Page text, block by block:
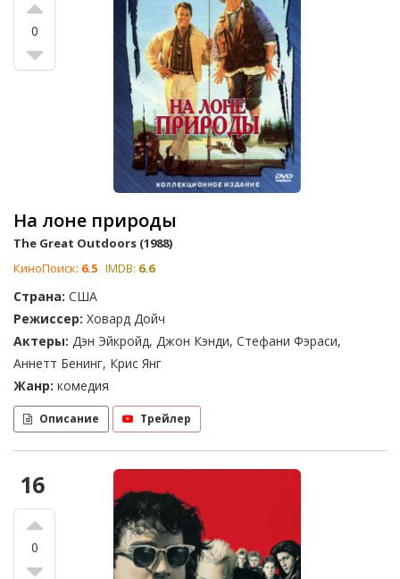
0
На лоне природы
The Great Outdoors (1988)
КиноПоиск: 6.5 IMDB: 6.6
Страна: США
Режиссер: Ховард Дойч
Актеры: Дэн Эйкройд, Джон Кэнди, Стефани Фэраси,
Аннетт Бенинг, Крис Янг
Жанр: комедия
Описание Трейлер
16
0